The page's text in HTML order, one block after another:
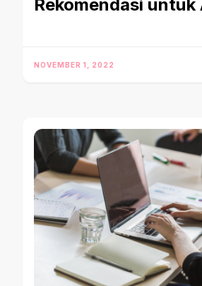
Rekomendasi untuk
NOVEMBER 1, 2022